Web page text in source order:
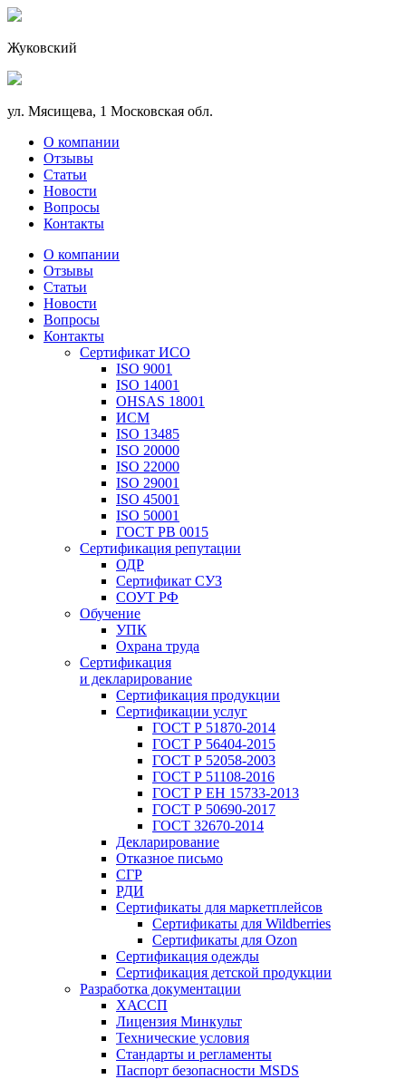
Жуковский
ул. Мясищева, 1 Московская обл.
О компании
Отзывы
Статьи
Новости
Вопросы
Контакты
О компании
Отзывы
Статьи
Новости
Вопросы
Контакты
Сертификат ИСО
ISO 9001
ISO 14001
OHSAS 18001
ИСМ
ISO 13485
ISO 20000
ISO 22000
ISO 29001
ISO 45001
ISO 50001
ГОСТ РВ 0015
Сертификация репутации
ОДР
Сертификат СУЗ
СОУТ РФ
Обучение
УПК
Охрана труда
Сертификация
и декларирование
Сертификация продукции
Сертификации услуг
ГОСТ Р 51870-2014
ГОСТ Р 56404-2015
ГОСТ Р 52058-2003
ГОСТ Р 51108-2016
ГОСТ Р ЕН 15733-2013
ГОСТ Р 50690-2017
ГОСТ 32670-2014
Декларирование
Отказное письмо
СГР
РДИ
Сертификаты для маркетплейсов
Сертификаты для Wildberries
Сертификаты для Ozon
Сертификация одежды
Сертификация детской продукции
Разработка документации
ХАССП
Лицензия Минкульт
Технические условия
Стандарты и регламенты
Паспорт безопасности MSDS